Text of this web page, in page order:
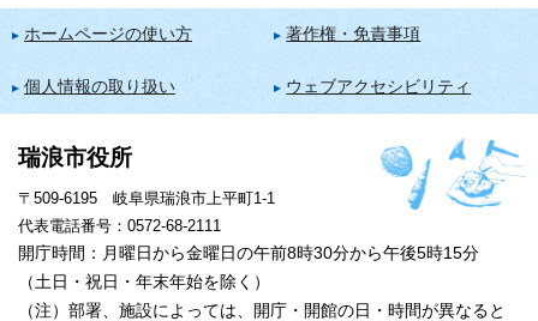
ホームページの使い方 著作権・免責事項
個人情報の取り扱い ウェブアクセシビリティ
瑞浪市役所
〒509-6195 岐阜県瑞浪市上平町1-1
代表電話番号：0572-68-2111
開庁時間：月曜日から金曜日の午前8時30分から午後5時15分
（土日・祝日・年末年始を除く）
（注）部署、施設によっては、開庁・開館の日・時間が異なると